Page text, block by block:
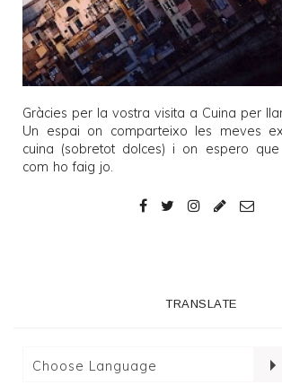
Gràcies per la vostra visita a Cuina per
Un espai on comparteixo les meves
cuina (sobretot dolces) i on espero
com ho faig jo.
TRANSLATE